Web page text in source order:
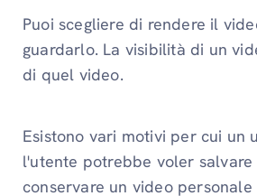
Puoi scegliere di rendere il
guardarlo. La visibilità di un
di quel video.
Esistono vari motivi per cui un
l'utente potrebbe voler
conservare un video